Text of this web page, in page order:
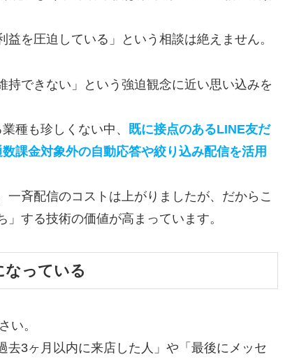
を圧迫している」という相談は絶えません。
できない」という強迫観念に近い思い込みを
種も珍しくない中、
既に接点のあるLINE友だ
課金対象外の自動応答や絞り込み配信を活用
斉配信のコストは上がりましたが、だからこ
する技術の価値が高まっています。
なっている
い。
去3ヶ月以内に来店した人」や「最後にメッセ